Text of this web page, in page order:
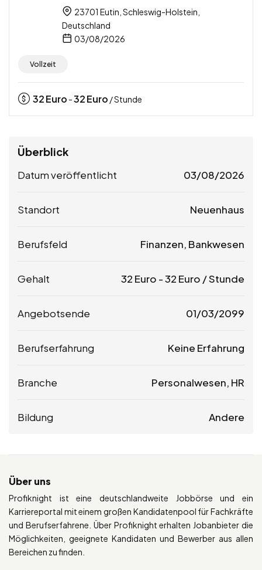
23701 Eutin, Schleswig-Holstein,
Deutschland
03/08/2026
Vollzeit
32Euro -32Euro / Stunde
Überblick
Datum veröffentlicht 03/08/2026
Standort Neuenhaus
Berufsfeld Finanzen, Bankwesen
Gehalt 32 Euro -32 Euro / Stunde
Angebotsende 01/03/2099
Berufserfahrung Keine Erfahrung
Branche Personalwesen, HR
Bildung Andere
Über uns
Profiknight ist eine deutschlandweite Jobbörse und ein
Karriereportal mit einem großen Kandidatenpool für Fachkräfte
und Berufserfahrene. Über Profiknight erhalten Jobanbieter die
Möglichkeiten, geeignete Kandidaten und Bewerber aus allen
Bereichen zu finden.